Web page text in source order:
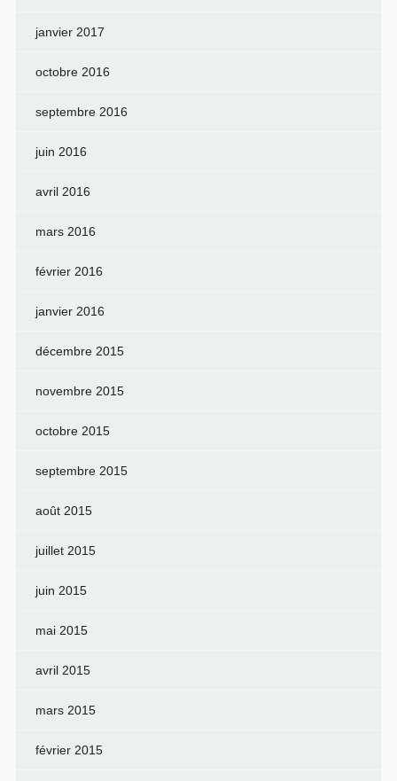
janvier 2017
octobre 2016
septembre 2016
juin 2016
avril 2016
mars 2016
février 2016
janvier 2016
décembre 2015
novembre 2015
octobre 2015
septembre 2015
août 2015
juillet 2015
juin 2015
mai 2015
avril 2015
mars 2015
février 2015